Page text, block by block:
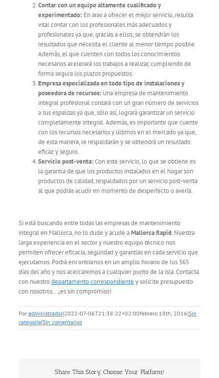
Contar con un equipo altamente cualificado y
experimentado: En aras a ofrecer el mejor servicio, resulta
vital contar con los profesionales más adecuados y
profesionales ya que, gracias a ellos, se obtendrán los
resultados que necesita el cliente al menor tiempo posible.
Además, el que cuenten con todos los conocimientos
necesarios acelerará los trabajos a realizar, cumpliendo de
forma segura los plazos propuestos.
Empresa especializada en todo tipo de instalaciones y
poseedora de recursos: Una empresa de mantenimiento
integral profesional contará con un gran número de servicios
a sus espaldas ya que, sólo así, logrará garantizar un servicio
completamente integral. Además, es importante que cuente
con los recursos necesarios y últimos en el mercado ya que,
de esta manera, le respaldarán y se obtendrá un resultado
eficaz y seguro.
Servicio post-venta: Con este servicio, lo que se obtiene es
la garantía de que los productos instalados en el hogar son
productos de calidad, respaldados por un servicio post-venta
al que podrás acudir en momento de desperfecto o avería.
Si está buscando entre todas las empresas de mantenimiento
integral en Mallorca, no lo dude y acude aMallorca Rapid. Nuestra
larga experiencia en el sector y nuestro equipo técnico nos
permiten ofrecer eficacia, seguridad y garantías en cada servicio que
ejecutamos. Podrá encontrarnos en un amplio horario de los 365
días del año y nos acercaremos a cualquier punto de la isla. Contacta
con nuestrodepartamento correspondiente y solicite presupuesto
con nosotros… ¡es sin compromiso!
Por administrador|2022-07-06T21:38:22+02:00febrero 18th, 2016|Sin
categoría|Sin comentarios
Share This Story, Choose Your Platform!